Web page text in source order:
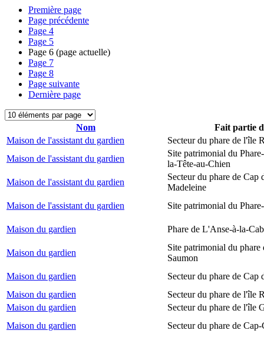
Première page
Page précédente
Page 4
Page 5
Page 6 (page actuelle)
Page 7
Page 8
Page suivante
Dernière page
Nom
Fait partie
Maison de l'assistant du gardien
Secteur du phare de l'île
Maison de l'assistant du gardien
Site patrimonial du
la-Tête-au-Chien
Maison de l'assistant du gardien
Secteur du phare de Cap
Madeleine
Maison de l'assistant du gardien
Site patrimonial du
Maison du gardien Phare de L'Anse-à-la-
Maison du gardien
Site patrimonial du phare
Saumon
Maison du gardien
Secteur du phare de Cap
Maison du gardien
Secteur du phare de l'île
Maison du gardien
Secteur du phare de l'île
Maison du gardien
Secteur du phare de Cap-